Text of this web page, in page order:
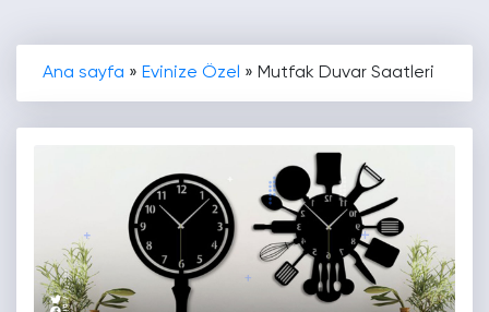
Ana sayfa » Evinize Özel » Mutfak Duvar Saatleri